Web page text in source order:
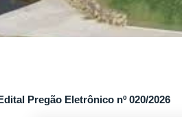
Pregão Eletrônico nº 020/2026